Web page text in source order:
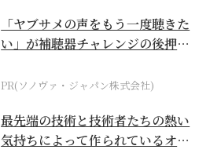
「ヤブサメの声をもう一度聴きた
い」が補聴器チャレンジの後押し
PR(ソノヴァ・ジャパン株式会社)
最先端の技術と技術者たちの熱い
気持ちによって作られているオー